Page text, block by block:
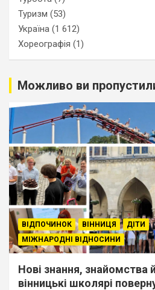
Туризм (53)
Україна (1 612)
Хореографія (1)
Можливо ви
ВІДПОЧИНОК ВІННИЦЯ
ДІТИ
МІЖНАРОДНІ ВІДНОСИНИ
Нові знання, знайомства
вінницькі школярі